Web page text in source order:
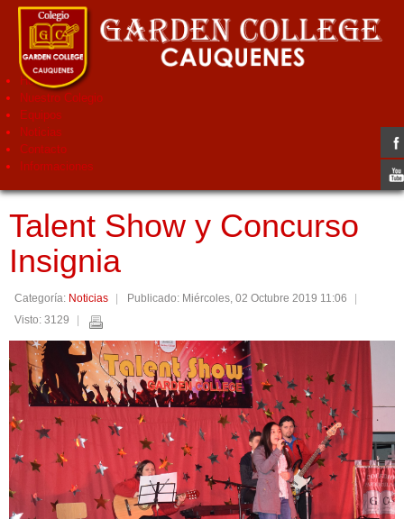
Home
Nuestro Colegio
Equipos
Noticias
Contacto
Informaciones
Talent Show y Concurso
Insignia
Categoría: Noticias
Publicado: Miércoles, 02 Octubre 2019 11:06
Visto: 3129